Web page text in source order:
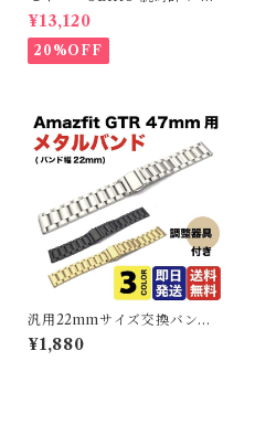
ズ クロノグラフ ブラック 腕時
計 SND375 1/20クロノグラフ
日付、100m防水、方位ベゼル
海外モデル
¥13,120
20%OFF
汎用22mmサイズ交換バンド
交換ベルト カラーメタルバン
ド 【全３色】 バンド幅22mm
¥1,880